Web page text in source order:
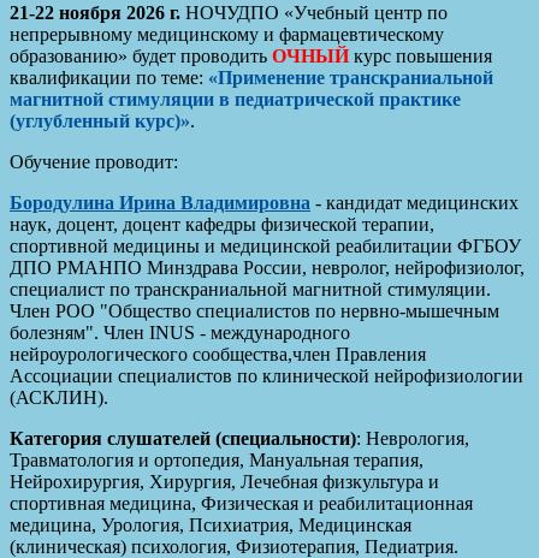
21-22 ноября 2026 г. НОЧУДПО «Учебный центр по
непрерывному медицинскому и фармацевтическому
образованию» будет проводить ОЧНЫЙкурс повышения
квалификации по теме: «Применение транскраниальной
магнитной стимуляции в педиатрической практике
(углубленный курс)».
Обучение проводит:
Бородулина Ирина Владимировна - кандидат медицинских
наук, доцент, доцент кафедры физической терапии,
спортивной медицины и медицинской реабилитации ФГБОУ
ДПО РМАНПО Минздрава России, невролог, нейрофизиолог,
специалист по транскраниальной магнитной стимуляции.
Член РОО "Общество специалистов по нервно-мышечным
болезням". Член INUS - международного
нейроурологического сообщества,член Правления
Ассоциации специалистов по клинической нейрофизиологии
(АСКЛИН).
Категория слушателей (специальности): Неврология,
Травматология и ортопедия, Мануальная терапия,
Нейрохирургия, Хирургия, Лечебная физкультура и
спортивная медицина, Физическая и реабилитационная
медицина, Урология, Психиатрия, Медицинская
(клиническая) психология, Физиотерапия, Педиатрия.